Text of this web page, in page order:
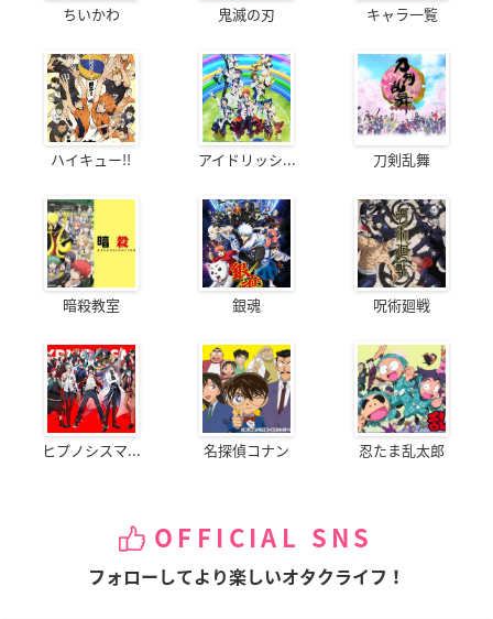
ちいかわ 鬼滅の刃 キャラ一覧
ハイキュー!! アイドリッシ... 刀剣乱舞
暗殺教室 銀魂 呪術廻戦
ヒプノシスマ... 名探偵コナン 忍たま乱太郎
OFFICIAL SNS
フォローしてより楽しいオタクライフ！